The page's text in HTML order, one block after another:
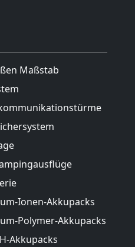
Maßstab
Ionen-Akkupacks
Polymer-Akkupacks
Akkupacks